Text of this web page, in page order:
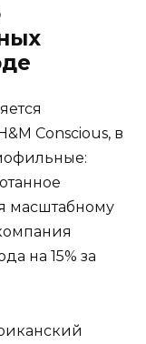
Conscious, в
масштабному
на 15% за